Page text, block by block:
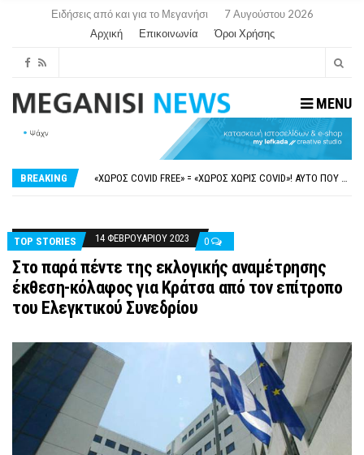
Ειδήσεις από και για το Μεγανήσι
7 Αυγούστου 2026
Αρχική
Επικοινωνία Όροι Χρήσης
MENU
BREAKING
ΝΥΔΡΊ:ΠΙΆΣΤΗΚΑΝ ΣΤΟ ΞΎΛΟ ΟΙ ΙΔΙΟΚΤΉΤΕΣ ΤΟΥΡΙΣΤΙΚΏΝ ΣΚΑΦΏΝ.
«ΧΏΡΟΣ COVID FREE» = «ΧΏΡΟΣ ΧΩΡΊΣ COVID»! ΑΥΤΌ ΠΟΥ ΚΑΝΕΊΣ ΔΕΝ ΈΧΕΙ ΤΟΛΜΉΣΕΙ ΝΑ ΡΩΤΉΣΕΙ
ΠΕΡΊ ΑΝΑΣΤΟΛΉΣ ΝΗΠΙΑΓΩΓΕΊΩΝ ΣΤΗ ΛΕΥΚΆΔΑ
TOP STORIES
14 ΦΕΒΡΟΥΑΡΊΟΥ 2023 0
Στο παρά πέντε της εκλογικής αναμέτρησης
έκθεση-κόλαφος για Κράτσα από τον επίτροπο
του Ελεγκτικού Συνεδρίου